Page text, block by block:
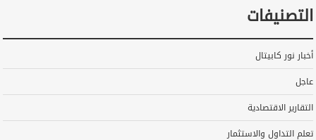
التصنيفات
أخبار نور كابيتال
عاجل
التقارير الاقتصادية
تعلم التداول والاستثمار